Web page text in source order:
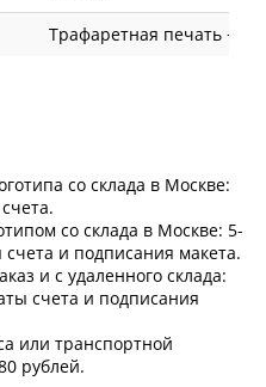
Трафаретная печать +
со склада в Москве:
со склада в Москве: 5-
и подписания макета.
и с удаленного склада:
счета и подписания
или транспортной
рублей.